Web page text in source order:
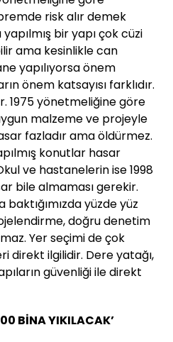
risk alır demek
yapılmış bir yapı çok cüzi
ama kesinlikle can
yapılıyorsa önem
önem katsayısı farklıdır.
1975 yönetmeliğine göre
malzeme ve projeyle
fazladır ama öldürmez.
konutlar hasar
ve hastanelerin ise 1998
bile almaması gerekir.
baktığımızda yüzde yüz
doğru denetim
Yer seçimi de çok
direkt ilgilidir. Dere yatağı,
güvenliği ile direkt
BİNA YIKILACAK’